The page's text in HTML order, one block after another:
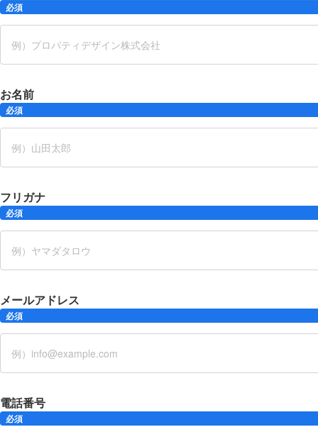
必須
お名前
必須
フリガナ
必須
メールアドレス
必須
電話番号
必須